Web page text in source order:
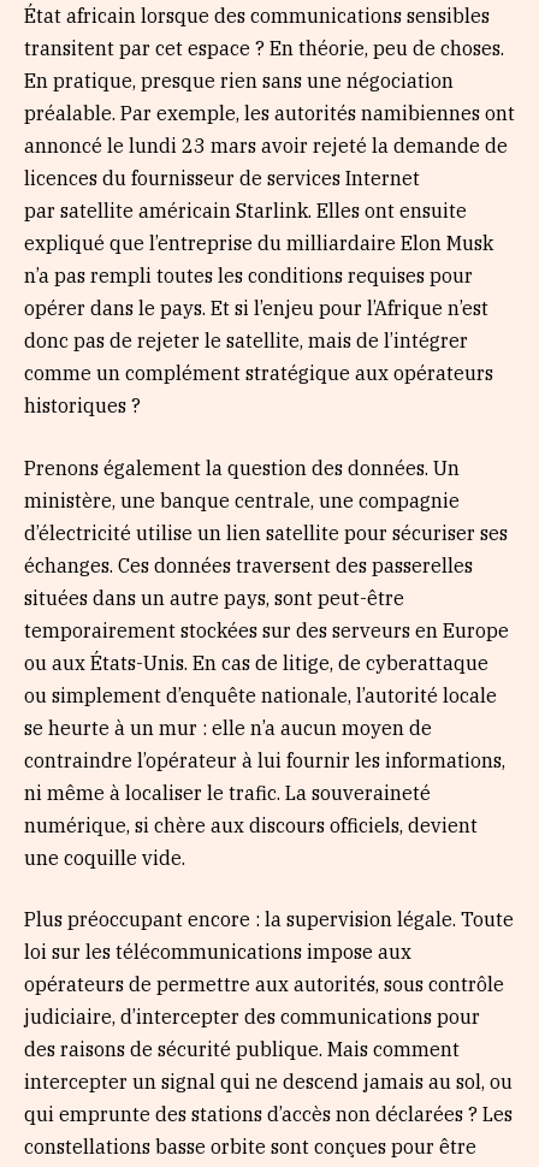
État africain lorsque des communications sensibles
transitent par cet espace ? En théorie, peu de choses.
En pratique, presque rien sans une négociation
préalable. Par exemple, les autorités namibiennes ont
annoncé le lundi 23 mars avoir rejeté la demande de
licences du fournisseur de services Internet
par satellite américain Starlink. Elles ont ensuite
expliqué que l’entreprise du milliardaire Elon Musk
n’a pas rempli toutes les conditions requises pour
opérer dans le pays. Et si l’enjeu pour l’Afrique n’est
donc pas de rejeter le satellite, mais de l’intégrer
comme un complément stratégique aux opérateurs
historiques ?
Prenons également la question des données. Un
ministère, une banque centrale, une compagnie
d’électricité utilise un lien satellite pour sécuriser ses
échanges. Ces données traversent des passerelles
situées dans un autre pays, sont peut-être
temporairement stockées sur des serveurs en Europe
ou aux États-Unis. En cas de litige, de cyberattaque
ou simplement d’enquête nationale, l’autorité locale
se heurte à un mur : elle n’a aucun moyen de
contraindre l’opérateur à lui fournir les informations,
ni même à localiser le trafic. La souveraineté
numérique, si chère aux discours officiels, devient
une coquille vide.
Plus préoccupant encore : la supervision légale. Toute
loi sur les télécommunications impose aux
opérateurs de permettre aux autorités, sous contrôle
judiciaire, d’intercepter des communications pour
des raisons de sécurité publique. Mais comment
intercepter un signal qui ne descend jamais au sol, ou
qui emprunte des stations d’accès non déclarées ? Les
constellations basse orbite sont conçues pour être